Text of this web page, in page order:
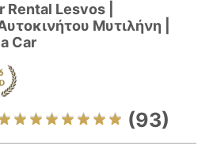
Rental Lesvos |
Μυτιλήνη |
Car
(93)